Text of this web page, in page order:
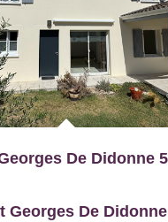
Georges De Didonne